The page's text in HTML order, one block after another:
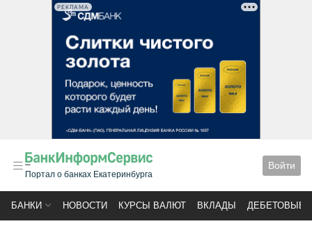
РЕКЛАМА
Портал о банках Екатеринбурга
Войти
БАНКИ НОВОСТИ КУРСЫ ВАЛЮТ ВКЛАДЫ ДЕБЕТОВЫЕ